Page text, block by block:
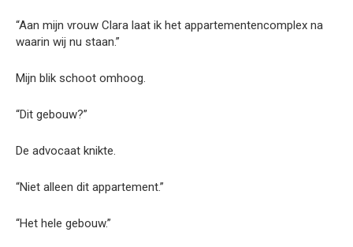
“Aan mijn vrouw Clara laat ik het appartementencomplex na
waarin wij nu staan.”
Mijn blik schoot omhoog.
“Dit gebouw?”
De advocaat knikte.
“Niet alleen dit appartement.”
“Het hele gebouw.”